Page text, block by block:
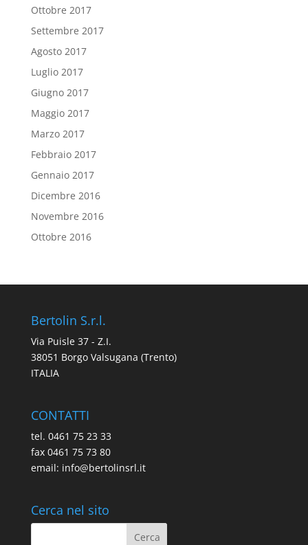
Ottobre 2017
Settembre 2017
Agosto 2017
Luglio 2017
Giugno 2017
Maggio 2017
Marzo 2017
Febbraio 2017
Gennaio 2017
Dicembre 2016
Novembre 2016
Ottobre 2016
Bertolin S.r.l.
Via Puisle 37 - Z.I.
38051 Borgo Valsugana (Trento)
ITALIA
CONTATTI
tel. 0461 75 23 33
fax 0461 75 73 80
email: info@bertolinsrl.it
Cerca nel sito